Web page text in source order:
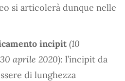
si articolerà dunque nelle
incipit (10
aprile 2020): l’incipit da
di lunghezza